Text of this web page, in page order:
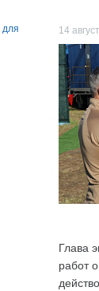
14
Глава
работ